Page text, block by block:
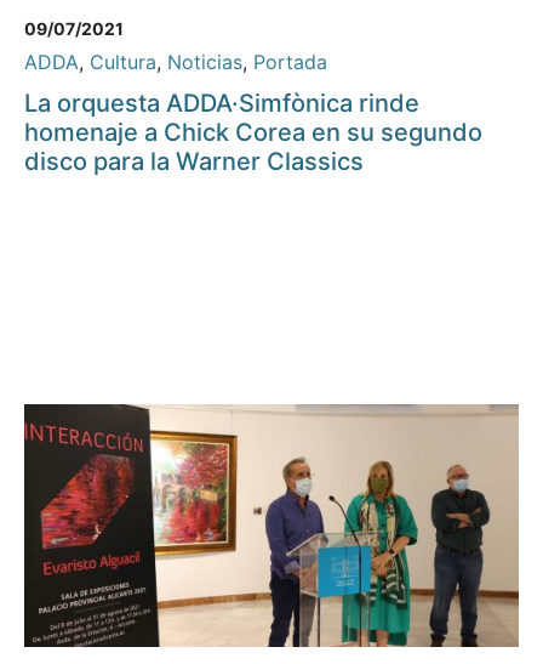
09/07/2021
ADDA, Cultura, Noticias, Portada
La orquesta ADDA·Simfònica rinde
homenaje a Chick Corea en su segundo
disco para la Warner Classics